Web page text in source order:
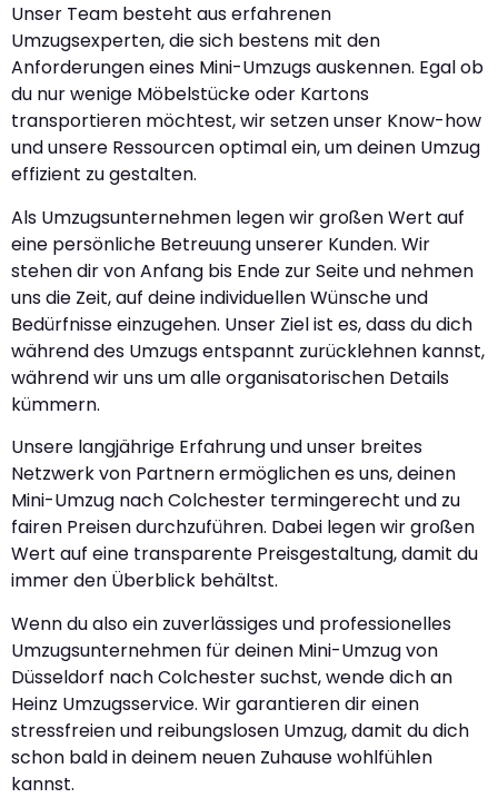
Unser Team besteht aus erfahrenen
Umzugsexperten, die sich bestens mit den
Anforderungen eines Mini-Umzugs auskennen. Egal ob
du nur wenige Möbelstücke oder Kartons
transportieren möchtest, wir setzen unser Know-how
und unsere Ressourcen optimal ein, um deinen Umzug
effizient zu gestalten.
Als Umzugsunternehmen legen wir großen Wert auf
eine persönliche Betreuung unserer Kunden. Wir
stehen dir von Anfang bis Ende zur Seite und nehmen
uns die Zeit, auf deine individuellen Wünsche und
Bedürfnisse einzugehen. Unser Ziel ist es, dass du dich
während des Umzugs entspannt zurücklehnen kannst,
während wir uns um alle organisatorischen Details
kümmern.
Unsere langjährige Erfahrung und unser breites
Netzwerk von Partnern ermöglichen es uns, deinen
Mini-Umzug nach Colchester termingerecht und zu
fairen Preisen durchzuführen. Dabei legen wir großen
Wert auf eine transparente Preisgestaltung, damit du
immer den Überblick behältst.
Wenn du also ein zuverlässiges und professionelles
Umzugsunternehmen für deinen Mini-Umzug von
Düsseldorf nach Colchester suchst, wende dich an
Heinz Umzugsservice. Wir garantieren dir einen
stressfreien und reibungslosen Umzug, damit du dich
schon bald in deinem neuen Zuhause wohlfühlen
kannst.